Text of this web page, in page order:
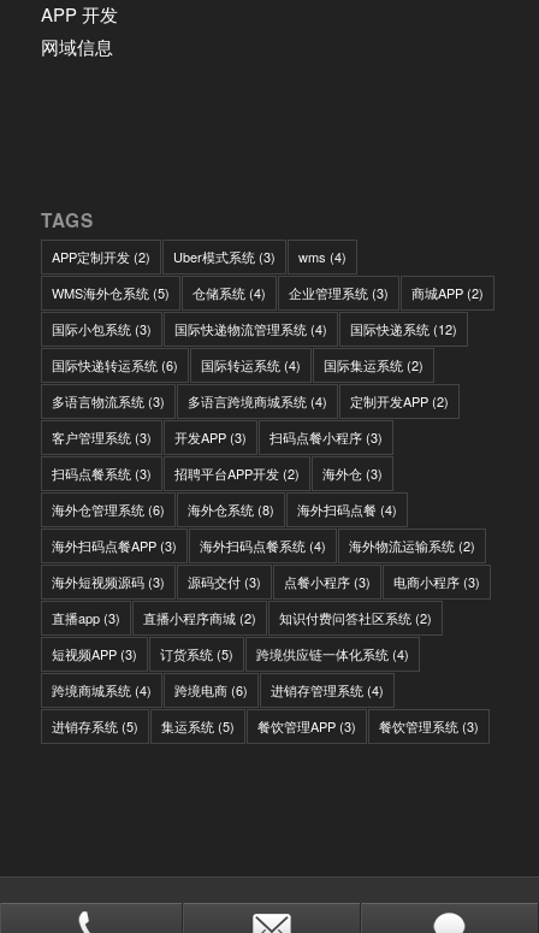
APP 开发
网域信息
TAGS
APP定制开发(2) Uber模式系统(3) wms (4)
WMS海外仓系统(5) 仓储系统(4) 企业管理系统(3) 商城APP(2)
国际小包系统(3) 国际快递物流管理系统(4) 国际快递系统(12)
国际快递转运系统(6) 国际转运系统(4) 国际集运系统(2)
多语言物流系统(3) 多语言跨境商城系统(4) 定制开发APP(2)
客户管理系统(3) 开发APP(3) 扫码点餐小程序(3)
扫码点餐系统(3) 招聘平台APP开发(2) 海外仓(3)
海外仓管理系统(6) 海外仓系统(8) 海外扫码点餐(4)
海外扫码点餐APP(3) 海外扫码点餐系统(4) 海外物流运输系统(2)
海外短视频源码(3) 源码交付(3) 点餐小程序(3) 电商小程序(3)
直播app(3) 直播小程序商城(2) 知识付费问答社区系统(2)
短视频APP(3) 订货系统(5) 跨境供应链一体化系统(4)
跨境商城系统(4) 跨境电商(6) 进销存管理系统(4)
进销存系统(5) 集运系统(5) 餐饮管理APP(3) 餐饮管理系统(3)
© Copyright - IITC网域信息-软件开发，国际快递转运系统，WMS海外仓系